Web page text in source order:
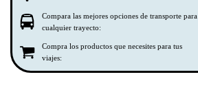
Compara las mejores opciones de transporte para
cualquier trayecto:
Compra los productos que necesites para tus
viajes: